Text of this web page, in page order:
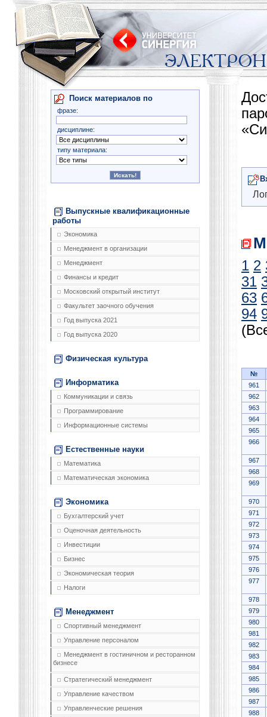
Поиск материалов по
фразе:
дисциплине:
типу материала:
Выпускные квалификационные
работы
Экономика
Менеджмент в организации
Менеджмент
Финансы и кредит
Московский открытый институт
Факультет заочного обучения
Год выпуска 2021
Год выпуска 2020
Физическая культура
Информатика
Коммуникации и связь
Программирование
Информационные системы
Естественные науки
Математика
Математическая экономика
Экономика
Бухгалтерский учет
Оценочная деятельность
Инвестиции
Бизнес
Экономическая теория
Налоги
Менеджмент
Спортивный менеджмент
Управление персоналом
Менеджмент в гостиничном и ресторанном
бизнесе
Стратегический менеджмент
Управление качеством
Управленческие решения
1 2
31
63
94
№
961
962
963
964
965
966
967
968
969
970
971
972
973
974
975
976
977
978
979
980
981
982
983
984
985
986
987
988